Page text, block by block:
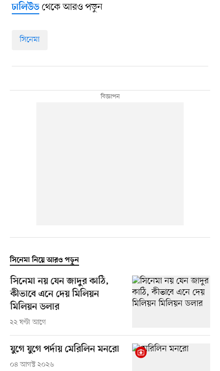
ঢালিউডথেকে আরও পড়ুন
সিনেমা
সিনেমা নিয়ে আরও পড়ুন
সিনেমা নয় যেন জাদুর কাঠি,
কীভাবে এনে দেয় মিলিয়ন
মিলিয়ন ডলার
২২ ঘণ্টা আগে
যুগে যুগে পর্দায় মেরিলিন মনরো
০৪ আগস্ট ২০২৬